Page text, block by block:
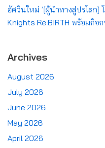
อัศวินใหม่ ‘[ผู้นำทางสู่ปรโลก]
Knights Re:BIRTH พร้อมกิจ
Archives
August 2026
July 2026
June 2026
May 2026
April 2026